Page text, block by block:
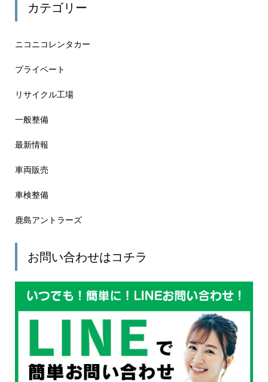
カテゴリー
ニコニコレンタカー
プライベート
リサイクル工場
一般整備
最新情報
車両販売
車検整備
鹿島アントラーズ
お問い合わせはコチラ